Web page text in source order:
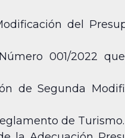
del
001/2022
de Segunda
de Turismo.